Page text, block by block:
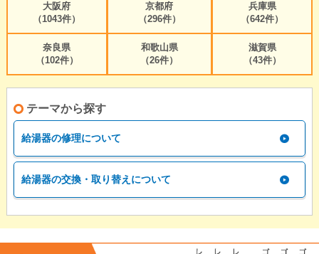
大阪府
（1043件）
京都府
（296件）
兵庫県
（642件）
奈良県
（102件）
和歌山県
（26件）
滋賀県
（43件）
テーマから探す
給湯器の修理について
給湯器の交換・取り替えについて